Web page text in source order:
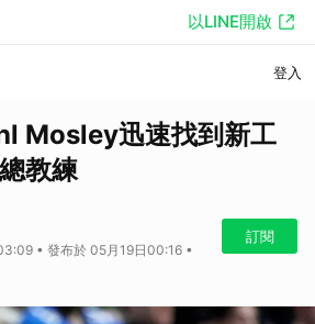
以LINE開啟
登入
Mosley迅速找到新工
教練
• 發布於 05月19日00:16 •
訂閱